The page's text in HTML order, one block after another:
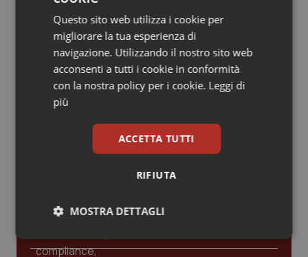
Oncologia & Nutrizione
Psoriasi & pelle
Quotidiano Cardiologia
Quotidiano Chirurgia
Rene & patologie urogenitali
Aifa. Rivisto il Programma attività 2026
dopo le richieste delle Regioni. Dalla
revisione del prontuario alla
governance, ecco le novità
Ultime analisi e review da QS Pro
compliance, GDPR e Risk management
Questo sito web utilizza i cookie per
migliorare la tua esperienza di
navigazione. Utilizzando il nostro sito web
acconsenti a tutti i cookie in conformità
con la nostra policy per i cookie. Leggi di
più
ACCETTA TUTTI
RIFIUTA
MOSTRA DETTAGLI
Necessari Statistici Marketing